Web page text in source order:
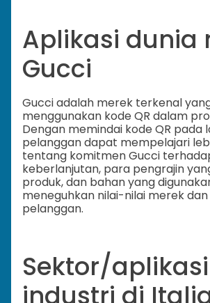
Aplikasi dunia
Gucci
Gucci adalah merek terkenal
menggunakan kode QR dalam
Dengan memindai kode QR pada
pelanggan dapat mempelajari
tentang komitmen Gucci
keberlanjutan, para pengrajin
produk, dan bahan yang
meneguhkan nilai-nilai merek
pelanggan.
Sektor/aplikasi
industri di